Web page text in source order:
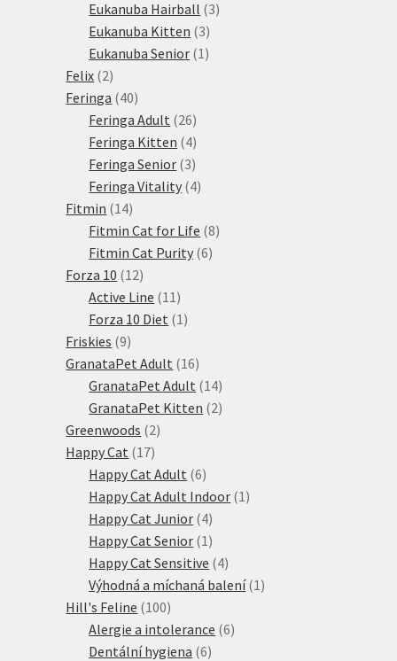
Eukanuba Hairball 33
Eukanuba Kitten 33
produkty
Eukanuba Senior 1 1
Felix 22
produkty
Feringa 4040
produktů
Feringa Adult 2626
produktů
Feringa Kitten 44
produkty
Feringa Senior 33
produkty
Feringa Vitality 44
Fitmin 1414
produktů
Fitmin Cat for Life 88
Fitmin Cat Purity 66
Forza 10 1212
produktů
Active Line 11 11
produktů
Forza 10 Diet 1 1
Friskies 99
produktů
GranataPet Adult 1616
produktů
GranataPet Adult 1414
produktů
GranataPet Kitten 22
Greenwoods 22
Happy Cat 1717
produktů
Happy Cat Adult 66
produktů
Happy Cat Adult Indoor 1 1
Happy Cat Junior 44
produkty
Happy Cat Senior 1 1
produkt
Happy Cat Sensitive 44
produkty
Výhodná a míchaná balení 1 1
Hill's Feline 100100
produktů
Alergie a intolerance 66
Dentální hygiena 66